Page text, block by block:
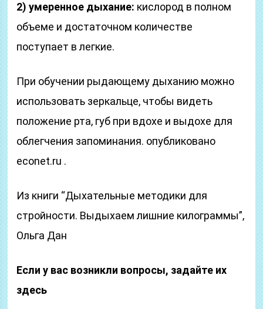
2) умеренное дыхание: кислород в полном
объеме и достаточном количестве
поступает в легкие.
При обучении рыдающему дыханию можно
использовать зеркальце, чтобы видеть
положение рта, губ при вдохе и выдохе для
облегчения запоминания. опубликовано
econet.ru .
Из книги “Дыхательные методики для
стройности. Выдыхаем лишние килограммы”,
Ольга Дан
Если у вас возникли вопросы, задайте их
здесь